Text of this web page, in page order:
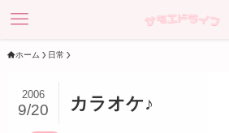
ホーム 日常
カラオケ♪
2006
9/20